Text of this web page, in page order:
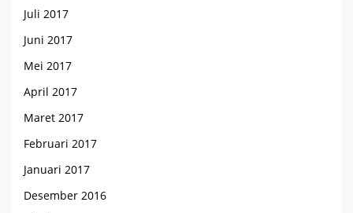
Juli 2017
Juni 2017
Mei 2017
April 2017
Maret 2017
Februari 2017
Januari 2017
Desember 2016